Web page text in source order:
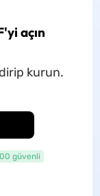
açın
kurun.
güvenli